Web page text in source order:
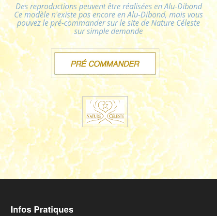
Des reproductions peuvent être réalisées en Alu-Dibond
Ce modèle n'existe pas encore en Alu-Dibond, mais vous
pouvez le pré-commander sur le site de Nature Céleste
sur simple demande
Infos Pratiques